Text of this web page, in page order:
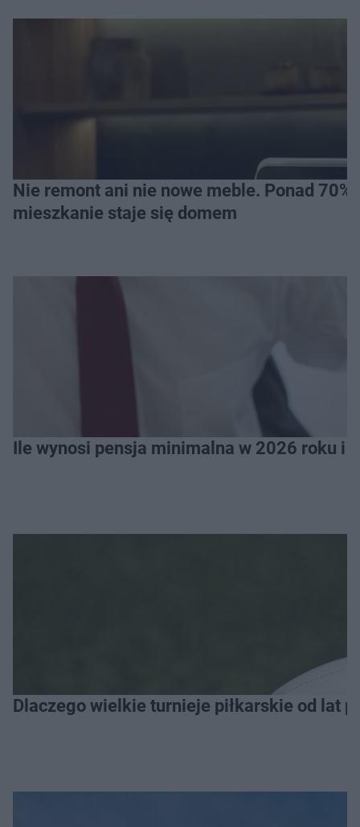
Nie remont ani nie nowe meble. Ponad
mieszkanie staje się domem
Ile wynosi pensja minimalna w 2026 roku i
Dlaczego wielkie turnieje piłkarskie od lat